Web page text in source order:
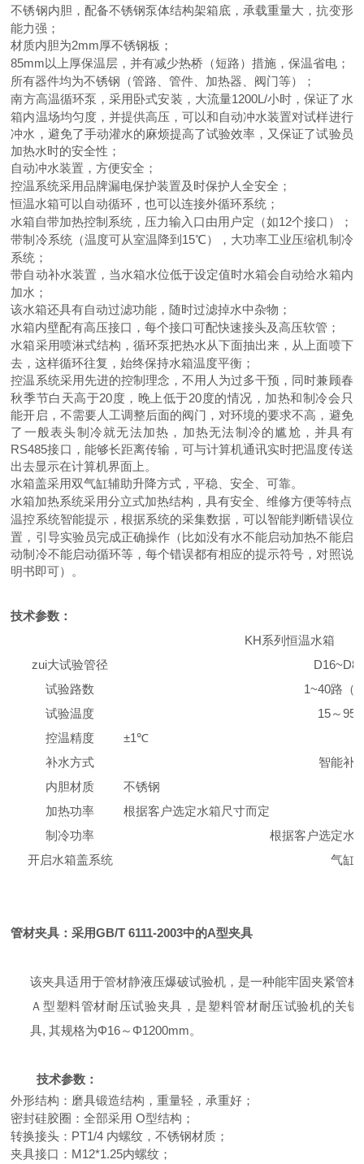
不锈钢内胆，配备不锈钢泵体结构架箱底，承载重量大，抗变形
能力强；
材质内胆为2mm厚不锈钢板；
85mm以上厚保温层，并有减少热桥（短路）措施，保温省电；
所有器件均为不锈钢（管路、管件、加热器、阀门等）；
南方高温循环泵，采用卧式安装，大流量1200L/小时，保证了水
箱内温场均匀度，并提供高压，可以和自动冲水装置对试样进行
冲水，避免了手动灌水的麻烦提高了试验效率，又保证了试验员
加热水时的安全性；
自动冲水装置，方便安全；
控温系统采用品牌漏电保护装置及时保护人全安全；
恒温水箱可以自动循环，也可以连接外循环系统；
水箱自带加热控制系统，压力输入口由用户定（如12个接口）；
带制冷系统（温度可从室温降到15℃），大功率工业压缩机制冷
系统；
带自动补水装置，当水箱水位低于设定值时水箱会自动给水箱内
加水；
该水箱还具有自动过滤功能，随时过滤掉水中杂物；
水箱内壁配有高压接口，每个接口可配快速接头及高压软管；
水箱采用喷淋式结构，循环泵把热水从下面抽出来，从上面喷下
去，这样循环往复，始终保持水箱温度平衡；
控温系统采用先进的控制理念，不用人为过多干预，同时兼顾春
秋季节白天高于20度，晚上低于20度的情况，加热和制冷会只
能开启，不需要人工调整后面的阀门，对环境的要求不高，避免
了一般表头制冷就无法加热，加热无法制冷的尴尬，并具有
RS485接口，能够长距离传输，可与计算机通讯实时把温度传送
出去显示在计算机界面上。
水箱盖采用双气缸辅助升降方式，平稳、安全、可靠。
水箱加热系统采用分立式加热结构，具有安全、维修方便等特点
温控系统智能提示，根据系统的采集数据，可以智能判断错误位
置，引导实验员完成正确操作（比如没有水不能启动加热不能启
动制冷不能启动循环等，每个错误都有相应的提示符号，对照说
明书即可）。
技术参数：
KH系列恒温水箱
zui大试验管径
D16~
试验路数
1~40路（
试验温度
15～
控温精度
±1℃
补水方式
智能补
内胆材质
不锈钢
加热功率
根据客户选定水箱尺寸而定
制冷功率
根据客户选定水
开启水箱盖系统
气缸
管材夹具：采用GB/T 6111-2003中的A型夹具
该夹具适用于管材静液压爆破试验机， 是一种能牢固夹紧管材
Ａ型塑料管材耐压试验夹具，是塑料管材耐压试验机的关键
具, 其规格为Φ16～ Φ1200mm。
技术参数：
外形结构：磨具锻造结构，重量轻，承重好；
密封硅胶圈：全部采用 O型结构；
转换接头：PT1/4 内螺纹，不锈钢材质；
夹具接口：M12*1.25内螺纹；